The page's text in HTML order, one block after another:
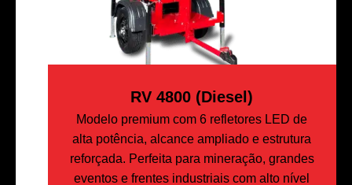
RV 4800 (Diesel)
Modelo premium com 6 refletores LED de
alta potência, alcance ampliado e estrutura
reforçada. Perfeita para mineração, grandes
eventos e frentes industriais com alto nível